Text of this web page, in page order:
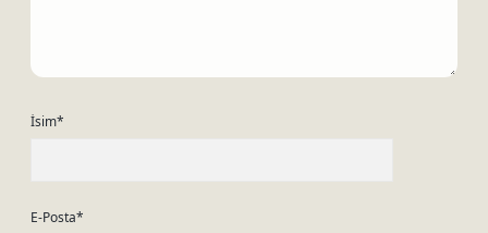
İsim*
E-Posta*